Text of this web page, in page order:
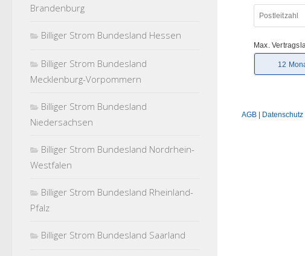
Brandenburg
Billiger Strom Bundesland Hessen
Billiger Strom Bundesland
Mecklenburg-Vorpommern
Billiger Strom Bundesland
Niedersachsen
Billiger Strom Bundesland Nordrhein-
Westfalen
Billiger Strom Bundesland Rheinland-
Pfalz
Billiger Strom Bundesland Saarland